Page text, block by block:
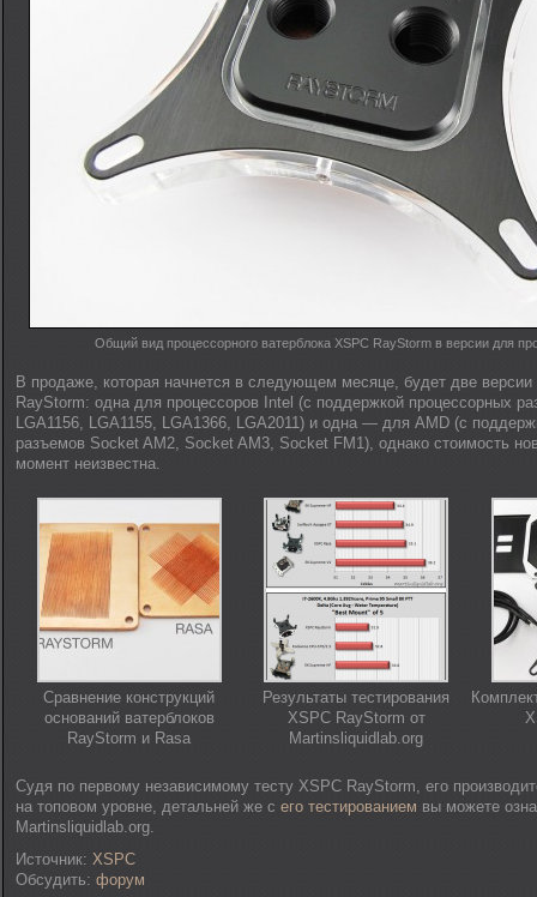
Общий вид процессорного ватерблока XSPC RayStorm в версии для
В продаже, которая начнется в следующем месяце, будет две версии
RayStorm: одна для процессоров Intel (с поддержкой процессорных
LGA1156, LGA1155, LGA1366, LGA2011) и одна — для AMD (с
разъемов Socket AM2, Socket AM3, Socket FM1), однако стоимость
момент неизвестна.
Сравнение конструкций
оснований ватерблоков
RayStorm и Rasa
Результаты тестирования
XSPC RayStorm от
Martinsliquidlab.org
Судя по первому независимому тесту XSPC RayStorm, его
на топовом уровне, детальней же с его тестированием вы можете
Martinsliquidlab.org.
Источник: XSPC
Обсудить: форум